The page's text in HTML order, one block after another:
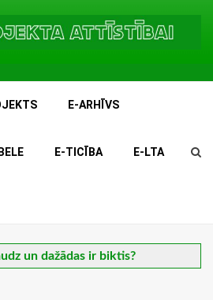
E-ARHĪVS
E-TICĪBA E-LTA
un dažādas ir biktis?